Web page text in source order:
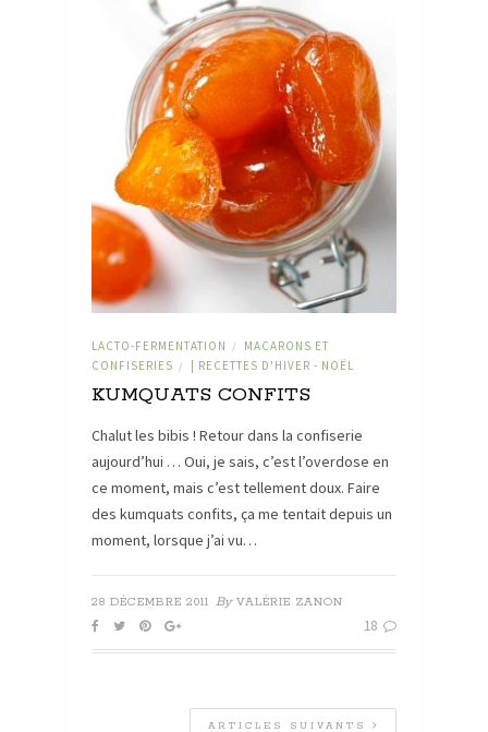
LACTO-FERMENTATION /
MACARONS ET
CONFISERIES / | RECETTES D'HIVER - NOËL
KUMQUATS CONFITS
Chalut les bibis ! Retour dans la confiserie
aujourd’hui … Oui, je sais, c’est l’overdose en
ce moment, mais c’est tellement doux. Faire
des kumquats confits, ça me tentait depuis un
moment, lorsque j’ai vu…
28 DÉCEMBRE 2011 By VALÉRIE ZANON
18
ARTICLES SUIVANTS